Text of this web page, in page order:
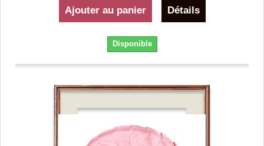
Ajouter au panier Détails
Disponible